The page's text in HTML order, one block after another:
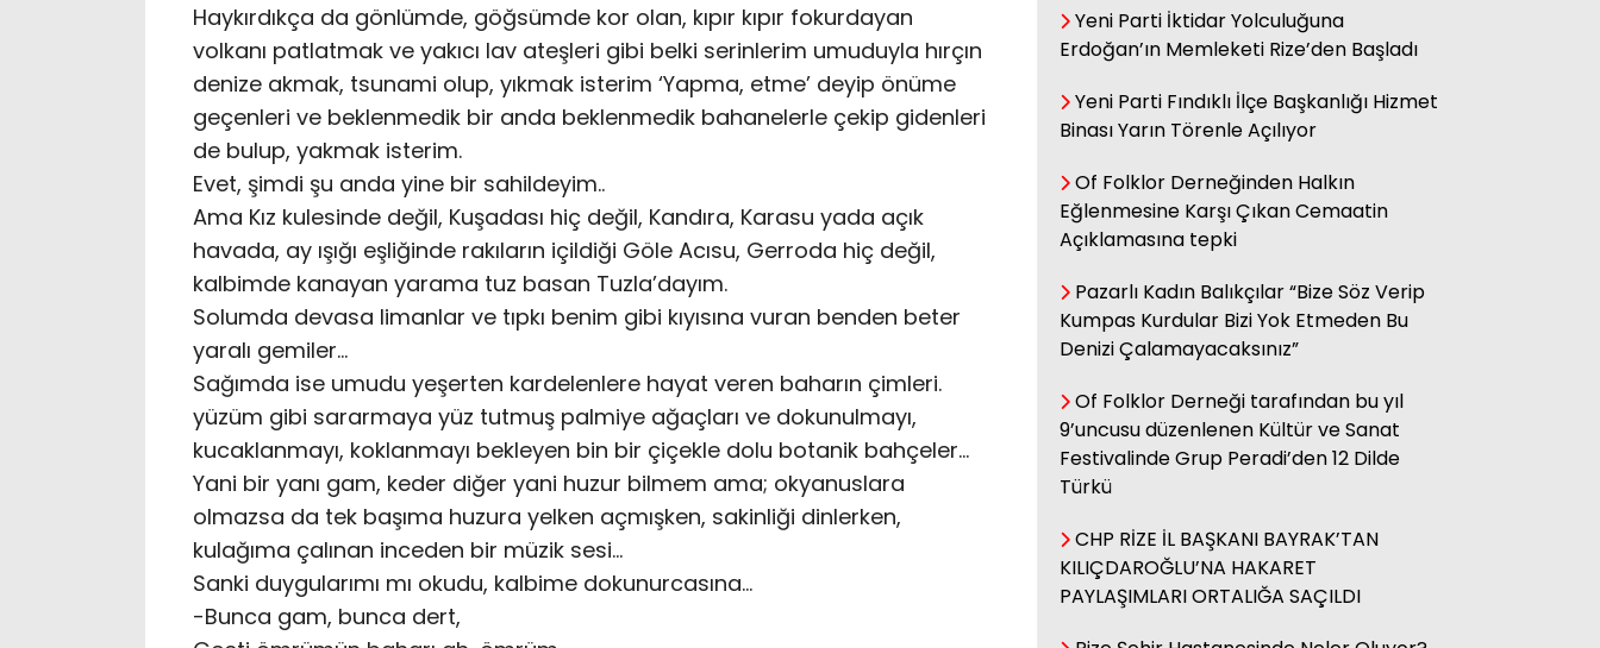
Haykırdıkça da gönlümde, göğsümde kor olan, kıpır kıpır fokurdayan
volkanı patlatmak ve yakıcı lav ateşleri gibi belki serinlerim umuduyla hırçın
denize akmak, tsunami olup, yıkmak isterim ‘Yapma, etme’ deyip önüme
geçenleri ve beklenmedik bir anda beklenmedik bahanelerle çekip gidenleri
de bulup, yakmak isterim.
Evet, şimdi şu anda yine bir sahildeyim..
Ama Kız kulesinde değil, Kuşadası hiç değil, Kandıra, Karasu yada açık
havada, ay ışığı eşliğinde rakıların içildiği Göle Acısu, Gerroda hiç değil,
kalbimde kanayan yarama tuz basan Tuzla’dayım.
Solumda devasa limanlar ve tıpkı benim gibi kıyısına vuran benden beter
yaralı gemiler…
Sağımda ise umudu yeşerten kardelenlere hayat veren baharın çimleri.
yüzüm gibi sararmaya yüz tutmuş palmiye ağaçları ve dokunulmayı,
kucaklanmayı, koklanmayı bekleyen bin bir çiçekle dolu botanik bahçeler…
Yani bir yanı gam, keder diğer yani huzur bilmem ama; okyanuslara
olmazsa da tek başıma huzura yelken açmışken, sakinliği dinlerken,
kulağıma çalınan inceden bir müzik sesi…
Sanki duygularımı mı okudu, kalbime dokunurcasına…
-Bunca gam, bunca dert,
Ali Kasap
.İllada Barış...
Kamil Kopuz
Hasan Azakli
BAŞLARKEN.....
Elektrikte Taksite Bağlanmış
Zam Dönemi
YILAN HİKÂYESİNE DÖNEN ÇAY
KANUNU
Yeni Parti İktidar Yolculuğuna
Erdoğan’ın Memleketi Rize’den Başladı
Yeni Parti Fındıklı İlçe Başkanlığı Hizmet
Binası Yarın Törenle Açılıyor
Of Folklor Derneğinden Halkın
Eğlenmesine Karşı Çıkan Cemaatin
Açıklamasına tepki
Pazarlı Kadın Balıkçılar “Bize Söz Verip
Kumpas Kurdular Bizi Yok Etmeden Bu
Denizi Çalamayacaksınız”
Of Folklor Derneği tarafından bu yıl
9’uncusu düzenlenen Kültür ve Sanat
Festivalinde Grup Peradi’den 12 Dilde
Türkü
CHP RİZE İL BAŞKANI BAYRAK’TAN
KILIÇDAROĞLU’NA HAKARET
PAYLAŞIMLARI ORTALIĞA SAÇILDI